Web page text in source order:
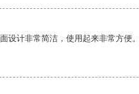
设计非常简洁，使用起来非常方便